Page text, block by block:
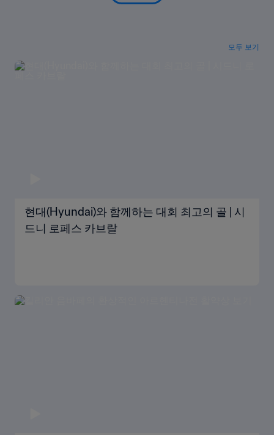
모두 보기
현대(Hyundai)와 함께하는 대회 최고의 골 | 시
드니 로페스 카브랄